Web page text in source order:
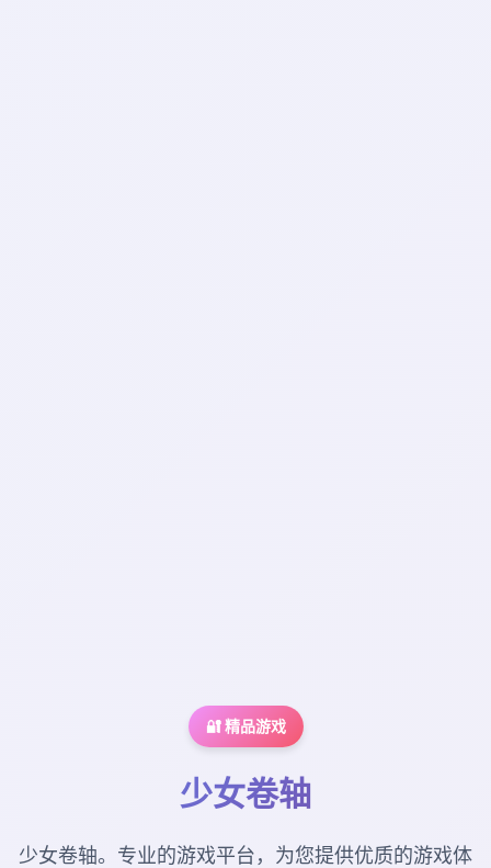
🔐 精品游戏
少女卷轴
少女卷轴。专业的游戏平台，为您提供优质的游戏体